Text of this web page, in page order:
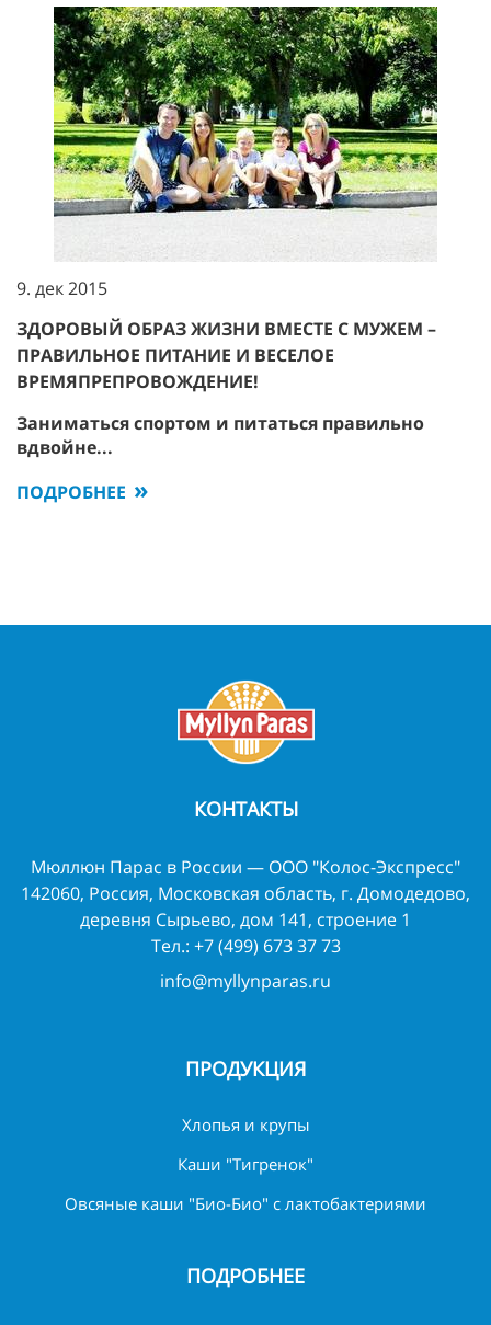
9. дек 2015
ЗДОРОВЫЙ ОБРАЗ ЖИЗНИ ВМЕСТЕ С МУЖЕМ –
ПРАВИЛЬНОЕ ПИТАНИЕ И ВЕСЕЛОЕ
ВРЕМЯПРЕПРОВОЖДЕНИЕ!
Заниматься спортом и питаться правильно
вдвойне...
ПОДРОБНЕЕ
КОНТАКТЫ
Мюллюн Парас в России — ООО "Колос-Экспресс"
142060, Россия, Московская область, г. Домодедово,
деревня Сырьево, дом 141, строение 1
Тел.: +7 (499) 673 37 73
info@myllynparas.ru
ПРОДУКЦИЯ
Хлопья и крупы
Каши "Тигренок"
Овсяные каши "Био-Био" с лактобактериями
ПОДРОБНЕЕ